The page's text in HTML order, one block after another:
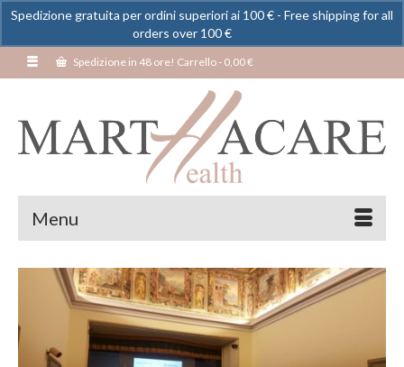
Spedizione in 48 ore! Carrello- 0,00€
Menu
Spedizione gratuita per ordini superiori ai 100 € - Free shipping for all
orders over 100 €